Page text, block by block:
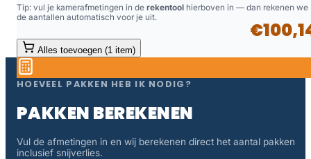
Tip: vul je kamerafmetingen in de rekentool hierboven in — dan rekenen we
de aantallen automatisch voor je uit.
Alles toevoegen (1 item)
HOEVEEL PAKKEN HEB IK NODIG?
PAKKEN BEREKENEN
Vul de afmetingen in en wij berekenen direct het aantal pakken
inclusief snijverlies.